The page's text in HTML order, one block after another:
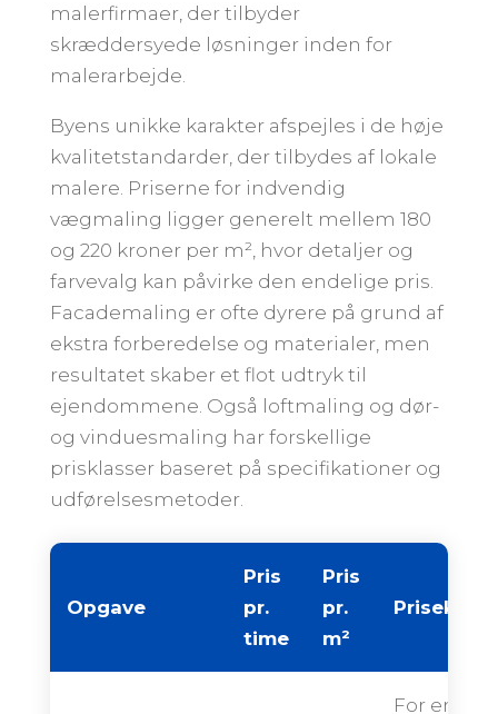
malerfirmaer, der tilbyder
skræddersyede løsninger inden for
malerarbejde.
Byens unikke karakter afspejles i de høje
kvalitetstandarder, der tilbydes af lokale
malere. Priserne for indvendig
vægmaling ligger generelt mellem 180
og 220 kroner per m², hvor detaljer og
farvevalg kan påvirke den endelige pris.
Facademaling er ofte dyrere på grund af
ekstra forberedelse og materialer, men
resultatet skaber et flot udtryk til
ejendommene. Også loftmaling og dør-
og vinduesmaling har forskellige
prisklasser baseret på specifikationer og
udførelsesmetoder.
Opgave
Pris
pr.
time
Pris
pr.
m²
For en